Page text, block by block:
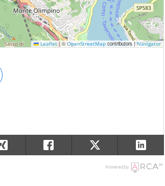
Leaflet |©OpenStreetMapcontributors |Navigator
Powered by